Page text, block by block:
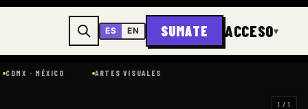
ES EN SUMATE ACCESO▾
· MÉXICO ARTES VISUALES
1 / 1